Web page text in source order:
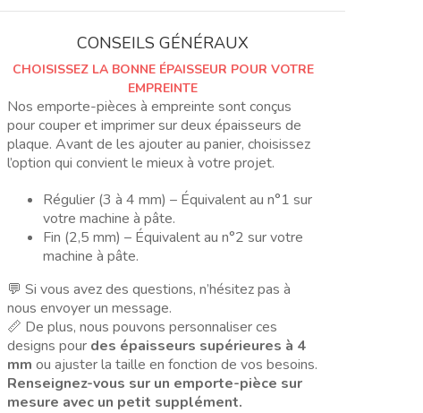
para
arcilla
polimérica,
en
variantes
CONSEILS GÉNÉRAUX
CHOISISSEZ LA BONNE ÉPAISSEUR POUR VOTRE
EMPREINTE
Nos emporte-pièces à empreinte sont conçus
pour couper et imprimer sur deux épaisseurs de
plaque. Avant de les ajouter au panier, choisissez
l’option qui convient le mieux à votre projet.
Régulier (3 à 4 mm) – Équivalent au n°1 sur
votre machine à pâte.
Fin (2,5 mm) – Équivalent au n°2 sur votre
machine à pâte.
💬 Si vous avez des questions, n’hésitez pas à
nous envoyer un message.
📏 De plus, nous pouvons personnaliser ces
designs pour des épaisseurs supérieures à 4
mm ou ajuster la taille en fonction de vos besoins.
Renseignez-vous sur un emporte-pièce sur
mesure avec un petit supplément.